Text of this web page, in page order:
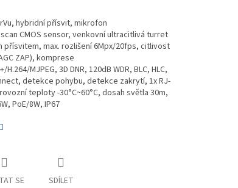
hybridní přísvit, mikrofon
CMOS sensor, venkovní ultracitlivá turret
přísvitem, max. rozlišení 6Mpx/20fps, citlivost
ZAP), komprese
H.264/MJPEG, 3D DNR, 120dB WDR, BLC, HLC,
detekce pohybu, detekce zakrytí, 1x RJ-
teploty -30°C~60°C, dosah světla 30m,
PoE/8W, IP67
SE SDÍLET